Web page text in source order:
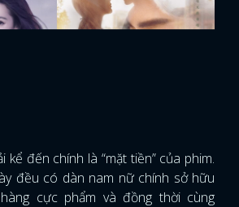
kể đến chính là “mặt tiền” của phim.
đều có dàn nam nữ chính sở hữu
cực phẩm và đồng thời cùng